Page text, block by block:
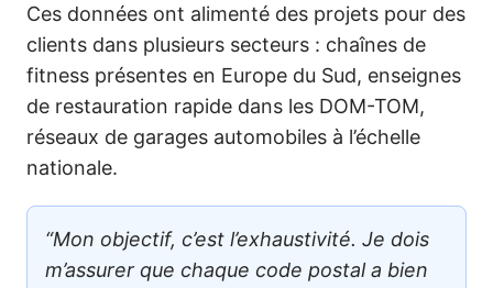
Ces données ont alimenté des projets pour des
clients dans plusieurs secteurs : chaînes de
fitness présentes en Europe du Sud, enseignes
de restauration rapide dans les DOM-TOM,
réseaux de garages automobiles à l’échelle
nationale.
“Mon objectif, c’est l’exhaustivité. Je dois
m’assurer que chaque code postal a bien